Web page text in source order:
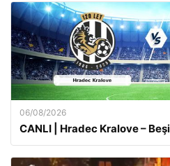
06/08/2026
CANLI | Hradec Kralove –